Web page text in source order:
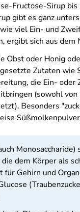
Fructose-Sirup bis
gibt es ganz
viel Ein- und
ergibt sich aus dem
Obst oder Honig
Zutaten wie
die Ein- oder
(sowohl von
Besonders
dem Körper als
für Gehirn und